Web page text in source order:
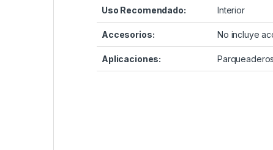
Uso Recomendado: Interior
Accesorios: No incluye
Aplicaciones: